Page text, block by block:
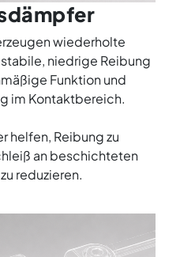
wiederholte
niedrige Reibung
Funktion und
im Kontaktbereich.
helfen, Reibung zu
an beschichteten
reduzieren.